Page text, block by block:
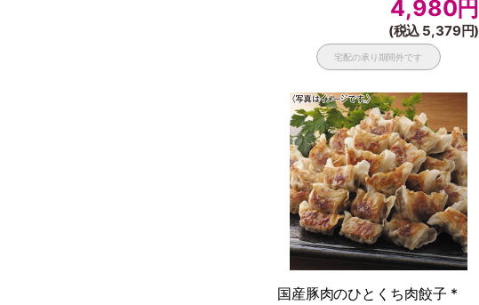
4,980円
(税込 5,379円)
宅配の承り期間外です
国産豚肉のひとくち肉餃子 *